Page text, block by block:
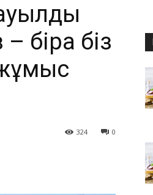
бірақ біз
жұмыс
0
324